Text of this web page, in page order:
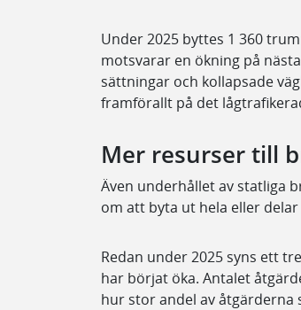
Under 2025 byttes 1 360
motsvarar en ökning på
sättningar och kollapsade
framförallt på det
Mer resurser till
Även underhållet av statliga
om att byta ut hela eller
Redan under 2025 syns ett
har börjat öka. Antalet
hur stor andel av